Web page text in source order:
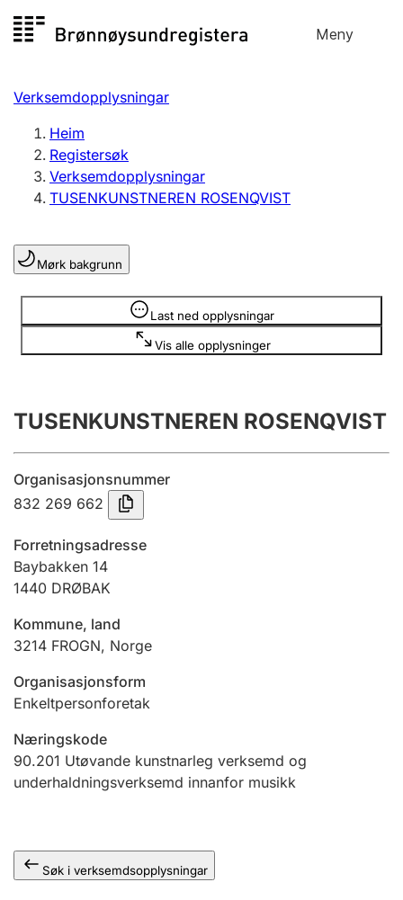
til
Meny
Registersøk
Aksjeselskap
Enkeltpersonføretak
Registrere, endre, slette
Lag og foreining
Registrere, endre, slette
Årsrekneskap
Innsending og forseinkingsgebyr
Jeger
Ektepaktrettleiaren
Andre tema
Verksemdopplysningar
Heim
Registersøk
Verksemdopplysningar
TUSENKUNSTNEREN ROSENQVIST
Mørk bakgrunn
Last ned opplysningar
Vis alle opplysninger
Opplysninger er skjult
TUSENKUNSTNEREN ROSENQVIST
Organisasjonsnummer
832 269 662
Forretningsadresse
Baybakken 14
1440 DRØBAK
Kommune, land
3214 FROGN, Norge
Organisasjonsform
Enkeltpersonforetak
Næringskode
90.201 Utøvande kunstnarleg verksemd og
underhaldningsverksemd innanfor musikk
Søk i verksemdsopplysningar